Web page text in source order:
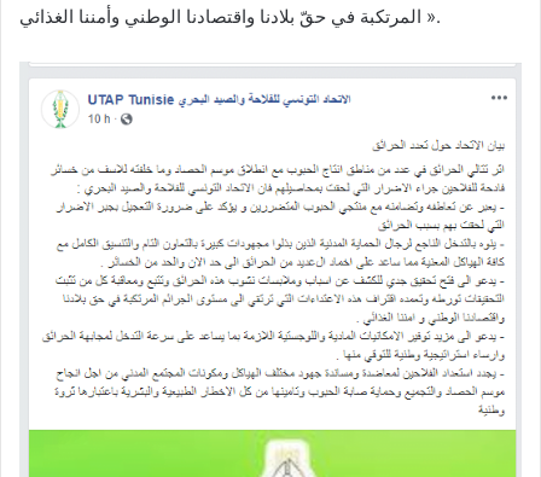
المرتكبة في حقّ بلادنا واقتصادنا الوطني وأمننا الغذائي ».